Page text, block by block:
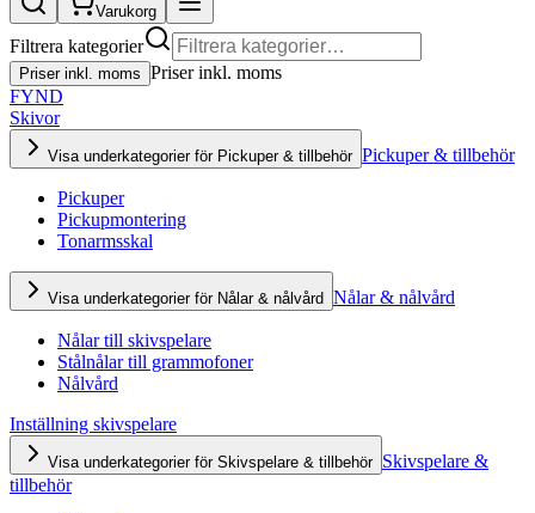
Varukorg
Filtrera kategorier
Priser inkl. moms Priser inkl. moms
FYND
Skivor
Visa underkategorier för Pickuper & tillbehör Pickuper & tillbehör
Pickuper
Pickupmontering
Tonarmsskal
Visa underkategorier för Nålar & nålvård Nålar & nålvård
Nålar till skivspelare
Stålnålar till grammofoner
Nålvård
Inställning skivspelare
Visa underkategorier för Skivspelare & tillbehör Skivspelare &
tillbehör